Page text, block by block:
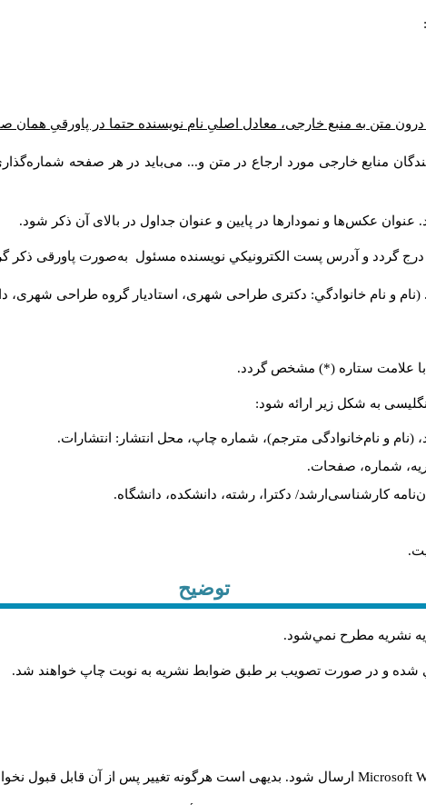
درون متن به منبع خارجی، معادل اصلیِ نام نویسنده حتما در پاورقیِ همان
منابع خارجی مورد ارجاع در متن و... می‌باید در هر صفحه
عکس‌ها و نمودارها در پایین و عنوان جداول در بالای آن ذکر شود.
گردد و آدرس پست الكترونيكي نويسنده مسئول به‌صورت پاورقی ذکر
و نام خانوادگي: دکتری طراحی شهری، استادیار گروه طراحی شهری،
با علامت ستاره (*) مشخص گردد.
به شکل زیر ارائه شود:
(نام و نام‌خانوادگی مترجم)، شماره چاپ، محل انتشار: انتشارات.
شماره، صفحات.
کارشناسی‌ارشد/ دکترا، رشته، دانشکده، دانشگاه.
توضیح
نشريه مطرح نمي‌شود.
شده و در صورت تصويب بر طبق ضوابط نشريه به نوبت چاپ خواهند شد.
Microsoft ارسال شود. بدیهی است هرگونه تغییر پس از آن قابل قبول